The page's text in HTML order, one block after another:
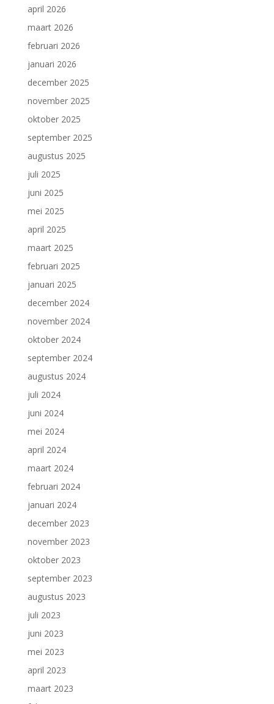
april 2026
maart 2026
februari 2026
januari 2026
december 2025
november 2025
oktober 2025
september 2025
augustus 2025
juli 2025
juni 2025
mei 2025
april 2025
maart 2025
februari 2025
januari 2025
december 2024
november 2024
oktober 2024
september 2024
augustus 2024
juli 2024
juni 2024
mei 2024
april 2024
maart 2024
februari 2024
januari 2024
december 2023
november 2023
oktober 2023
september 2023
augustus 2023
juli 2023
juni 2023
mei 2023
april 2023
maart 2023